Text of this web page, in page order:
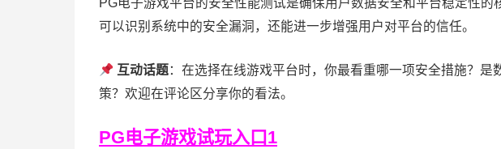
PG电子游戏平台的安全性能测试是确保用户数据安全和平台稳定性
可以识别系统中的安全漏洞，还能进一步增强用户对平台的信任。
互动话题：在选择在线游戏平台时，你最看重哪一项安全措施？是
策？欢迎在评论区分享你的看法。
PG电子游戏试玩入口1